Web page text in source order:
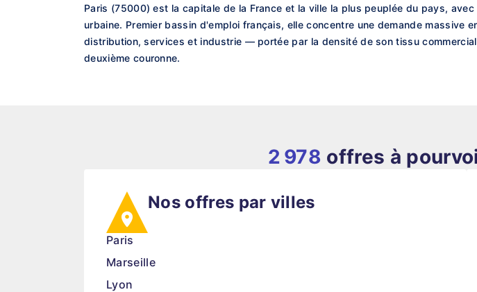
Paris (75000) est la capitale de la France et la ville la plus peuplée du pays,
urbaine. Premier bassin d'emploi français, elle concentre une demande
distribution, services et industrie — portée par la densité de son tissu
deuxième couronne.
2 978 offres à
Nos offres par villes
Paris
Marseille
Lyon